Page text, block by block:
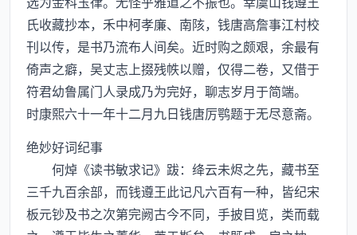
氏收藏抄本，禾中柯孝廉、南陔，钱唐高詹事江村校
刊以传，是书乃流布人间矣。近时购之颇艰，余最有
倚声之癖，吴丈志上掇残帙以赠，仅得二卷，又借于
符君幼鲁属门人录成乃为完好，聊志岁月于简端。
时康熙六十一年十二月九日钱唐厉鹗题于无尽意斋。
绝妙好词纪事
何焯《读书敏求记》跋：绛云未烬之先，藏书至
三千九百余部，而钱遵王此记凡六百有一种，皆纪宋
板元钞及书之次第完阙古今不同，手披目览，类而载